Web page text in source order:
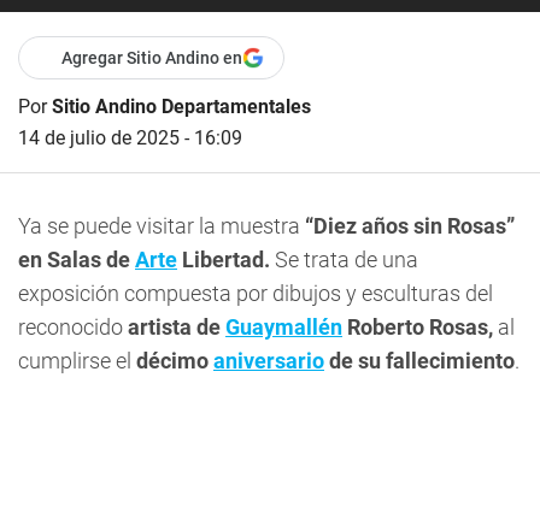
Agregar Sitio Andino en
PorSitio Andino Departamentales
14 de julio de 2025 - 16:09
Ya se puede visitar la muestra “Diez años sin Rosas”
en Salas deArte Libertad. Se trata de una
exposición compuesta por dibujos y esculturas del
reconocidoartista deGuaymallén Roberto Rosas, al
cumplirse el décimoaniversariode su fallecimiento.